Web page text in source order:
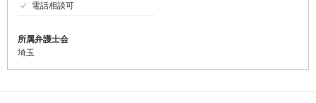
電話相談可
所属弁護士会
埼玉